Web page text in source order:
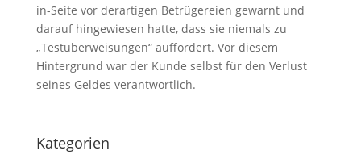
in-Seite vor derartigen Betrügereien gewarnt und
darauf hingewiesen hatte, dass sie niemals zu
„Testüberweisungen“ auffordert. Vor diesem
Hintergrund war der Kunde selbst für den Verlust
seines Geldes verantwortlich.
Kategorien